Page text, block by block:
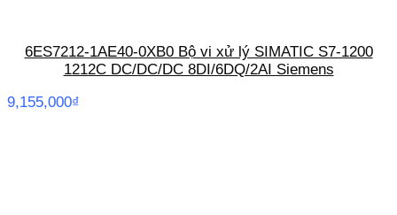
6ES7212-1AE40-0XB0 Bộ vi xử lý SIMATIC S7-1200
1212C DC/DC/DC 8DI/6DQ/2AI Siemens
9,155,000₫